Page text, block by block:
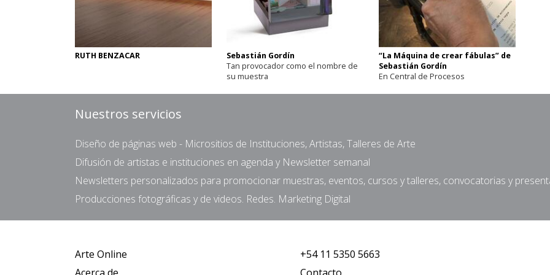
RUTH BENZACAR
Sebastián Gordín
Tan provocador como el nombre de
su muestra
“La Máquina de crear fábulas” de
Sebastián Gordín
En Central de Procesos
Nuestros servicios
Diseño de páginas web - Micrositios de Instituciones, Artistas, Talleres de Arte
Difusión de artistas e instituciones en agenda y Newsletter semanal
Newsletters personalizados para promocionar muestras, eventos, cursos y talleres, convocatorias y
Producciones fotográficas y de videos. Redes. Marketing Digital
Arte Online
+54 11 5350 5663